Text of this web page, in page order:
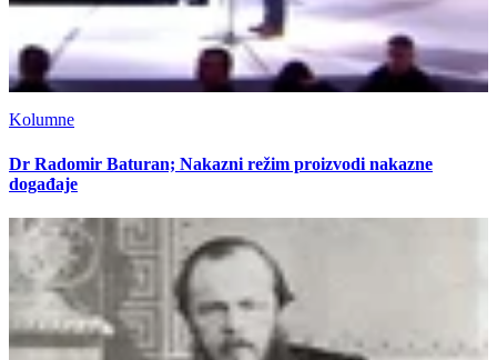
Kolumne
Dr Radomir Baturan; Nakazni režim proizvodi nakazne
događaje